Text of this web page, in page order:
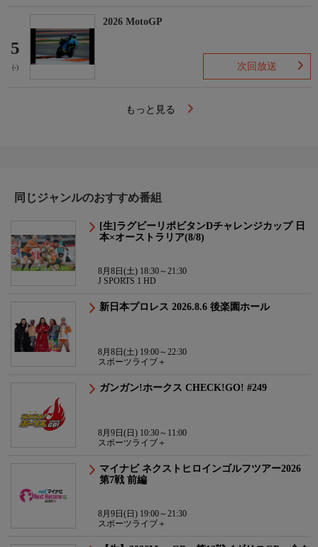
5
(-)
2026 MotoGP
次回放送
もっと見る
同じジャンルのおすすめ番組
[生]ラグビーリポビタンDチャレンジカップ 日
本×オーストラリア(8/8)
8月8日(土) 18:30～21:30
J SPORTS 1 HD
新日本プロレス 2026.8.6 後楽園ホール
8月8日(土) 19:00～22:30
スポーツライブ＋
ガンガン!ホークス CHECK!GO! #249
8月9日(日) 10:30～11:00
スポーツライブ＋
マイナビ ネクストヒロインゴルフツアー2026
第7戦 前編
8月9日(日) 19:00～21:30
スポーツライブ＋